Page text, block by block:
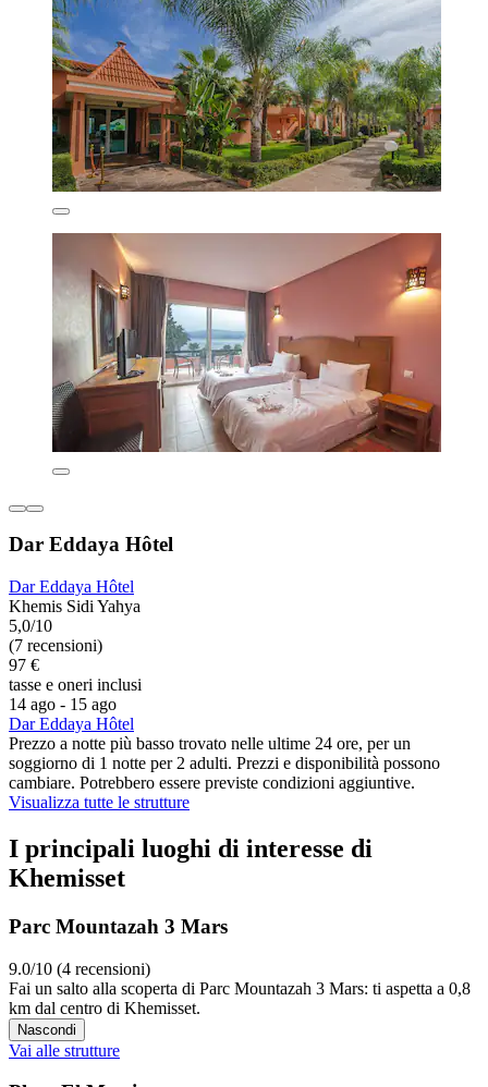
Dar Eddaya Hôtel
Dar Eddaya Hôtel
Khemis Sidi Yahya
5,0/10
(7 recensioni)
97 €
tasse e oneri inclusi
14 ago - 15 ago
Dar Eddaya Hôtel
Prezzo a notte più basso trovato nelle ultime 24 ore, per un
soggiorno di 1 notte per 2 adulti. Prezzi e disponibilità possono
cambiare. Potrebbero essere previste condizioni aggiuntive.
Visualizza tutte le strutture
I principali luoghi di interesse di
Khemisset
Parc Mountazah 3 Mars
9.0/10 (4 recensioni)
Fai un salto alla scoperta di Parc Mountazah 3 Mars: ti aspetta a 0,8
km dal centro di Khemisset.
Nascondi
Vai alle strutture